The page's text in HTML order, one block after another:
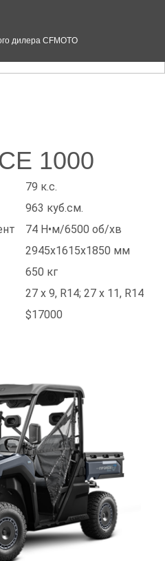
дилера CFMOTO
1000
79 к.с.
963 куб.см.
74 Н•м/6500 об/хв
2945х1615х1850 мм
650 кг
27 x 9, R14; 27 x 11, R14
$17000